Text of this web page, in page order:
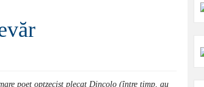
poet optzecist plecat Dincolo (între timp, au